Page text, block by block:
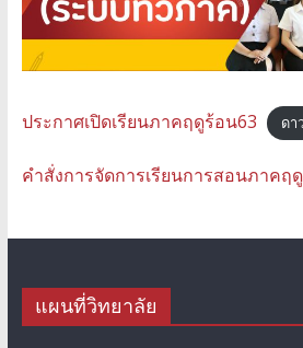
ประกาศเปิดเรียนภาคฤดูร้อน63 ดา
คำสั่งการจัดการเรียนการสอนภาคฤ
แผนที่วิทยาลัย